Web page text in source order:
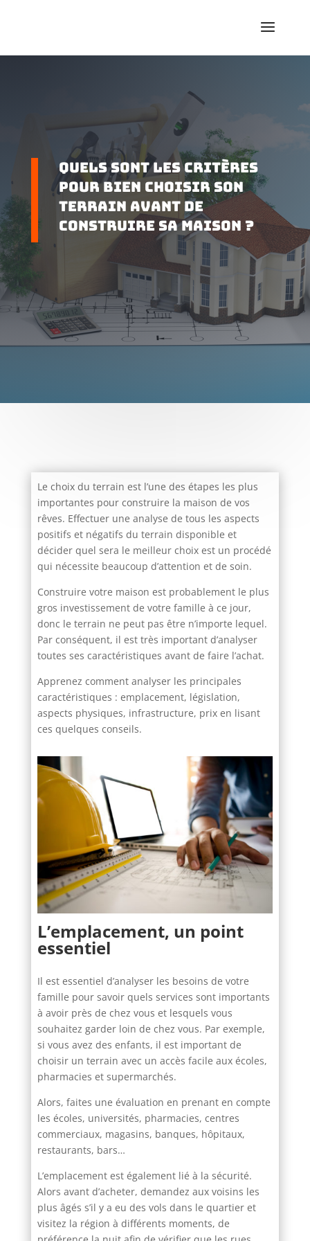
Quels sont les critères
pour bien choisir son
terrain avant de
construire sa maison ?
Le choix du terrain est l’une des étapes les plus
importantes pour construire la maison de vos
rêves. Effectuer une analyse de tous les aspects
positifs et négatifs du terrain disponible et
décider quel sera le meilleur choix est un procédé
qui nécessite beaucoup d’attention et de soin.
Construire votre maison est probablement le plus
gros investissement de votre famille à ce jour,
donc le terrain ne peut pas être n’importe lequel.
Par conséquent, il est très important d’analyser
toutes ses caractéristiques avant de faire l’achat.
Apprenez comment analyser les principales
caractéristiques : emplacement, législation,
aspects physiques, infrastructure, prix en lisant
ces quelques conseils.
L’emplacement, un point
essentiel
Il est essentiel d’analyser les besoins de votre
famille pour savoir quels services sont importants
à avoir près de chez vous et lesquels vous
souhaitez garder loin de chez vous. Par exemple,
si vous avez des enfants, il est important de
choisir un terrain avec un accès facile aux écoles,
pharmacies et supermarchés.
Alors, faites une évaluation en prenant en compte
les écoles, universités, pharmacies, centres
commerciaux, magasins, banques, hôpitaux,
restaurants, bars…
L’emplacement est également lié à la sécurité.
Alors avant d’acheter, demandez aux voisins les
plus âgés s’il y a eu des vols dans le quartier et
visitez la région à différents moments, de